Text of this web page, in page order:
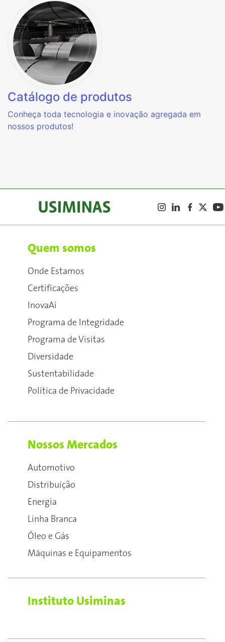
Catálogo de produtos
Conheça toda tecnologia e inovação agregada em
nossos produtos!
Quem somos
Onde Estamos
Certificações
InovaAí
Programa de Integridade
Programa de Visitas
Diversidade
Sustentabilidade
Política de Privacidade
Nossos Mercados
Automotivo
Distribuição
Energia
Linha Branca
Óleo e Gás
Máquinas e Equipamentos
Instituto Usiminas